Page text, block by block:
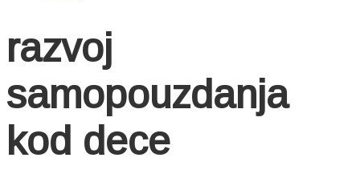
razvoj
samopouzdanja
kod dece